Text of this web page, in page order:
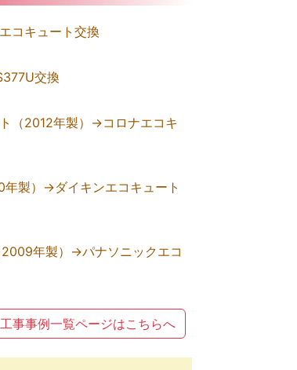
コキュート交換
交換
（2012年製）→コロナエコキ
製）→ダイキンエコキュート
年製）→パナソニックエコ
工事事例一覧ページはこちらへ